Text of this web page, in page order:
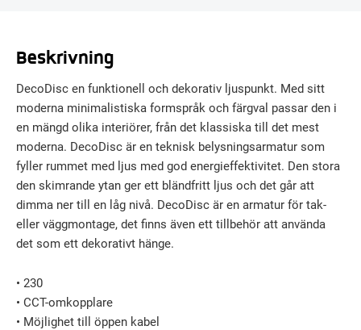
Beskrivning
DecoDisc en funktionell och dekorativ ljuspunkt. Med sitt
moderna minimalistiska formspråk och färgval passar den i
en mängd olika interiörer, från det klassiska till det mest
moderna. DecoDisc är en teknisk belysningsarmatur som
fyller rummet med ljus med god energieffektivitet. Den stora
den skimrande ytan ger ett bländfritt ljus och det går att
dimma ner till en låg nivå. DecoDisc är en armatur för tak-
eller väggmontage, det finns även ett tillbehör att använda
det som ett dekorativt hänge.
• 230
• CCT-omkopplare
• Möjlighet till öppen kabel